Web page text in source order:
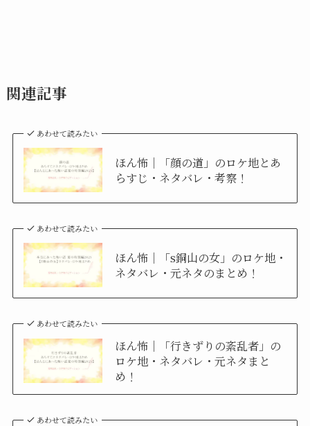
関連記事
あわせて読みたい
ほん怖｜「顔の道」のロケ地とあ
らすじ・ネタバレ・考察！
あわせて読みたい
ほん怖｜「s銅山の女」のロケ地・
ネタバレ・元ネタのまとめ！
あわせて読みたい
ほん怖｜「行きずりの紊乱者」の
ロケ地・ネタバレ・元ネタまと
め！
あわせて読みたい